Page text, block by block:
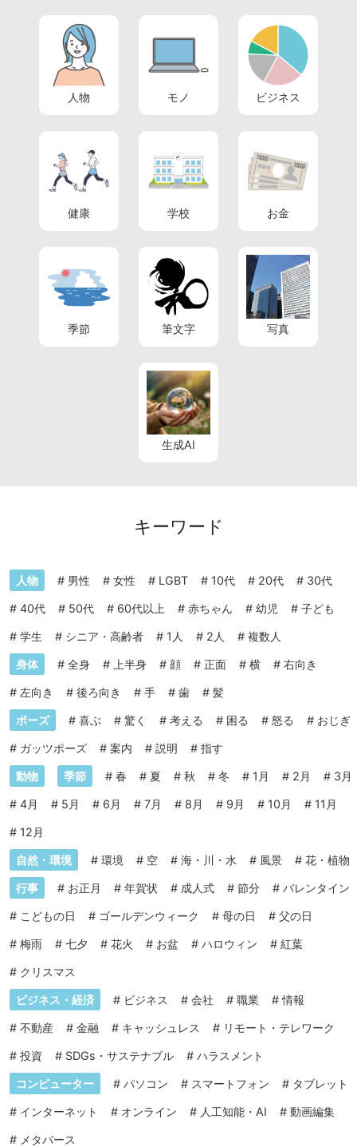
人物 モノ ビジネス
健康 学校 お金
季節 筆文字 写真
生成AI
キーワード
人物 # 男性 # 女性 # LGBT # 10代 # 20代 # 30代
# 40代 # 50代 # 60代以上 # 赤ちゃん # 幼児 # 子ども
# 学生 # シニア・高齢者 # 1人 # 2人 # 複数人
身体 # 全身 # 上半身 # 顔 # 正面 # 横 # 右向き
# 左向き # 後ろ向き # 手 # 歯 # 髪
ポーズ # 喜ぶ # 驚く # 考える # 困る # 怒る # おじぎ
# ガッツポーズ # 案内 # 説明 # 指す
動物 季節 # 春 # 夏 # 秋 # 冬 # 1月 # 2月 # 3月
# 4月 # 5月 # 6月 # 7月 # 8月 # 9月 # 10月 # 11月
# 12月
自然・環境 # 環境 # 空 # 海・川・水 # 風景 # 花・植物
行事 # お正月 # 年賀状 # 成人式 # 節分 # バレンタイン
# こどもの日 # ゴールデンウィーク # 母の日 # 父の日
# 梅雨 # 七夕 # 花火 # お盆 # ハロウィン # 紅葉
# クリスマス
ビジネス・経済 # ビジネス # 会社 # 職業 #情報
# 不動産 # 金融 # キャッシュレス # リモート・テレワーク
# 投資 # SDGs・サステナブル # ハラスメント
コンピューター # パソコン # スマートフォン # タブレット
# インターネット # オンライン # 人工知能・AI # 動画編集
# メタバース